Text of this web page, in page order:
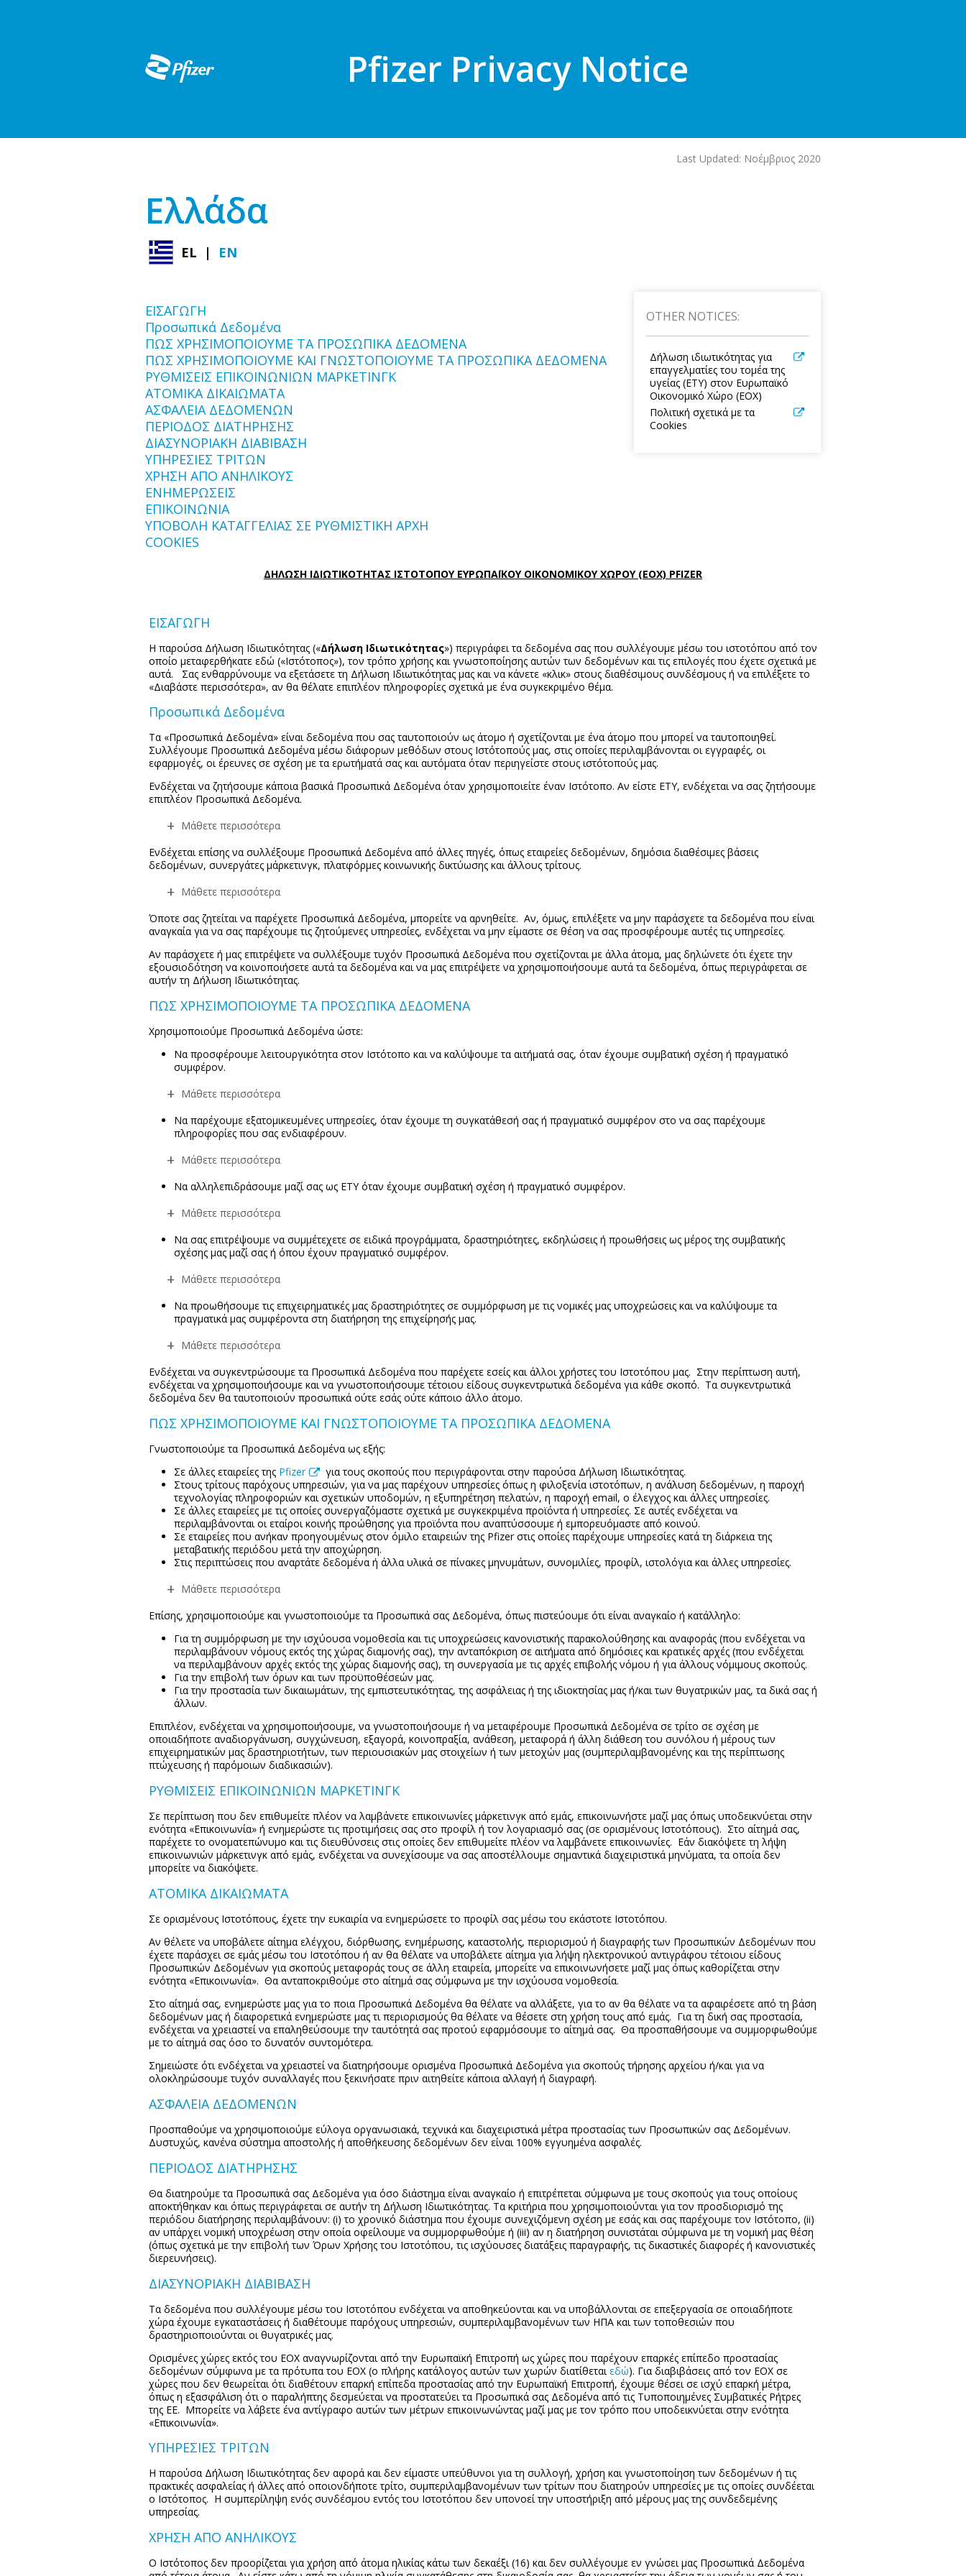
Pfizer Privacy Notice
Last Updated: Νοέμβριος 2020
Ελλάδα
EL EN
OTHER NOTICES:
Δήλωση ιδιωτικότητας για
επαγγελματίες του τομέα της
υγείας (ΕΤΥ) στον Ευρωπαϊκό
Οικονομικό Χώρο (ΕΟΧ)
Πολιτική σχετικά με τα
Cookies
ΕΙΣΑΓΩΓΗ
Προσωπικά Δεδομένα
ΠΩΣ ΧΡΗΣΙΜΟΠΟΙΟΥΜΕ ΤΑ ΠΡΟΣΩΠΙΚΑ ΔΕΔΟΜΕΝΑ
ΠΩΣ ΧΡΗΣΙΜΟΠΟΙΟΥΜΕ ΚΑΙ ΓΝΩΣΤΟΠΟΙΟΥΜΕ ΤΑ ΠΡΟΣΩΠΙΚΑ ΔΕΔΟΜΕΝΑ
ΡΥΘΜΙΣΕΙΣ ΕΠΙΚΟΙΝΩΝΙΩΝ ΜΑΡΚΕΤΙΝΓΚ
ΑΤΟΜΙΚΑ ΔΙΚΑΙΩΜΑΤΑ
ΑΣΦΑΛΕΙΑ ΔΕΔΟΜΕΝΩΝ
ΠΕΡΙΟΔΟΣ ΔΙΑΤΗΡΗΣΗΣ
ΔΙΑΣΥΝΟΡΙΑΚΗ ΔΙΑΒΙΒΑΣΗ
ΥΠΗΡΕΣΙΕΣ ΤΡΙΤΩΝ
ΧΡΗΣΗ ΑΠΟ ΑΝΗΛΙΚΟΥΣ
ΕΝΗΜΕΡΩΣΕΙΣ
ΕΠΙΚΟΙΝΩΝΙΑ
ΥΠΟΒΟΛΗ ΚΑΤΑΓΓΕΛΙΑΣ ΣΕ ΡΥΘΜΙΣΤΙΚΗ ΑΡΧΗ
COOKIES
ΔΗΛΩΣΗ ΙΔΙΩΤΙΚΟΤΗΤΑΣ ΙΣΤΟΤΟΠΟΥ ΕΥΡΩΠΑΪΚΟΥ ΟΙΚΟΝΟΜΙΚΟΥ ΧΩΡΟΥ (ΕΟΧ) PFIZER
ΕΙΣΑΓΩΓΗ
Η παρούσα Δήλωση Ιδιωτικότητας («Δήλωση Ιδιωτικότητας») περιγράφει τα δεδομένα σας που συλλέγουμε μέσω του ιστοτόπου από τον
οποίο μεταφερθήκατε εδώ («Ιστότοπος»), τον τρόπο χρήσης και γνωστοποίησης αυτών των δεδομένων και τις επιλογές που έχετε σχετικά με
αυτά. Σας ενθαρρύνουμε να εξετάσετε τη Δήλωση Ιδιωτικότητας μας και να κάνετε «κλικ» στους διαθέσιμους συνδέσμους ή να επιλέξετε το
«Διαβάστε περισσότερα», αν θα θέλατε επιπλέον πληροφορίες σχετικά με ένα συγκεκριμένο θέμα.
Προσωπικά Δεδομένα
Τα «Προσωπικά Δεδομένα» είναι δεδομένα που σας ταυτοποιούν ως άτομο ή σχετίζονται με ένα άτομο που μπορεί να ταυτοποιηθεί.
Συλλέγουμε Προσωπικά Δεδομένα μέσω διάφορων μεθόδων στους Ιστότοπούς μας, στις οποίες περιλαμβάνονται οι εγγραφές, οι
εφαρμογές, οι έρευνες σε σχέση με τα ερωτήματά σας και αυτόματα όταν περιηγείστε στους ιστότοπούς μας.
Ενδέχεται να ζητήσουμε κάποια βασικά Προσωπικά Δεδομένα όταν χρησιμοποιείτε έναν Ιστότοπο. Αν είστε ΕΤΥ, ενδέχεται να σας ζητήσουμε
επιπλέον Προσωπικά Δεδομένα.
Μάθετε περισσότερα
Ενδέχεται επίσης να συλλέξουμε Προσωπικά Δεδομένα από άλλες πηγές, όπως εταιρείες δεδομένων, δημόσια διαθέσιμες βάσεις
δεδομένων, συνεργάτες μάρκετινγκ, πλατφόρμες κοινωνικής δικτύωσης και άλλους τρίτους.
Μάθετε περισσότερα
Όποτε σας ζητείται να παρέχετε Προσωπικά Δεδομένα, μπορείτε να αρνηθείτε. Αν, όμως, επιλέξετε να μην παράσχετε τα δεδομένα που είναι
αναγκαία για να σας παρέχουμε τις ζητούμενες υπηρεσίες, ενδέχεται να μην είμαστε σε θέση να σας προσφέρουμε αυτές τις υπηρεσίες.
Αν παράσχετε ή μας επιτρέψετε να συλλέξουμε τυχόν Προσωπικά Δεδομένα που σχετίζονται με άλλα άτομα, μας δηλώνετε ότι έχετε την
εξουσιοδότηση να κοινοποιήσετε αυτά τα δεδομένα και να μας επιτρέψετε να χρησιμοποιήσουμε αυτά τα δεδομένα, όπως περιγράφεται σε
αυτήν τη Δήλωση Ιδιωτικότητας.
ΠΩΣ ΧΡΗΣΙΜΟΠΟΙΟΥΜΕ ΤΑ ΠΡΟΣΩΠΙΚΑ ΔΕΔΟΜΕΝΑ
Χρησιμοποιούμε Προσωπικά Δεδομένα ώστε:
Να προσφέρουμε λειτουργικότητα στον Ιστότοπο και να καλύψουμε τα αιτήματά σας, όταν έχουμε συμβατική σχέση ή πραγματικό
συμφέρον.
Μάθετε περισσότερα
Να παρέχουμε εξατομικευμένες υπηρεσίες, όταν έχουμε τη συγκατάθεσή σας ή πραγματικό συμφέρον στο να σας παρέχουμε
πληροφορίες που σας ενδιαφέρουν.
Μάθετε περισσότερα
Να αλληλεπιδράσουμε μαζί σας ως ΕΤΥ όταν έχουμε συμβατική σχέση ή πραγματικό συμφέρον.
Μάθετε περισσότερα
Να σας επιτρέψουμε να συμμέτεχετε σε ειδικά προγράμματα, δραστηριότητες, εκδηλώσεις ή προωθήσεις ως μέρος της συμβατικής
σχέσης μας μαζί σας ή όπου έχουν πραγματικό συμφέρον.
Μάθετε περισσότερα
Να προωθήσουμε τις επιχειρηματικές μας δραστηριότητες σε συμμόρφωση με τις νομικές μας υποχρεώσεις και να καλύψουμε τα
πραγματικά μας συμφέροντα στη διατήρηση της επιχείρησής μας.
Μάθετε περισσότερα
Ενδέχεται να συγκεντρώσουμε τα Προσωπικά Δεδομένα που παρέχετε εσείς και άλλοι χρήστες του Ιστοτόπου μας. Στην περίπτωση αυτή,
ενδέχεται να χρησιμοποιήσουμε και να γνωστοποιήσουμε τέτοιου είδους συγκεντρωτικά δεδομένα για κάθε σκοπό. Τα συγκεντρωτικά
δεδομένα δεν θα ταυτοποιούν προσωπικά ούτε εσάς ούτε κάποιο άλλο άτομο.
ΠΩΣ ΧΡΗΣΙΜΟΠΟΙΟΥΜΕ ΚΑΙ ΓΝΩΣΤΟΠΟΙΟΥΜΕ ΤΑ ΠΡΟΣΩΠΙΚΑ ΔΕΔΟΜΕΝΑ
Γνωστοποιούμε τα Προσωπικά Δεδομένα ως εξής:
Σε άλλες εταιρείες της Pfizer
για τους σκοπούς που περιγράφονται στην παρούσα Δήλωση Ιδιωτικότητας.
Στους τρίτους παρόχους υπηρεσιών, για να μας παρέχουν υπηρεσίες όπως η φιλοξενία ιστοτόπων, η ανάλυση δεδομένων, η παροχή
τεχνολογίας πληροφοριών και σχετικών υποδομών, η εξυπηρέτηση πελατών, η παροχή email, ο έλεγχος και άλλες υπηρεσίες.
Σε άλλες εταιρείες με τις οποίες συνεργαζόμαστε σχετικά με συγκεκριμένα προϊόντα ή υπηρεσίες. Σε αυτές ενδέχεται να
περιλαμβάνονται οι εταίροι κοινής προώθησης για προϊόντα που αναπτύσσουμε ή εμπορευόμαστε από κοινού.
Σε εταιρείες που ανήκαν προηγουμένως στον όμιλο εταιρειών της Pfizer στις οποίες παρέχουμε υπηρεσίες κατά τη διάρκεια της
μεταβατικής περιόδου μετά την αποχώρηση.
Στις περιπτώσεις που αναρτάτε δεδομένα ή άλλα υλικά σε πίνακες μηνυμάτων, συνομιλίες, προφίλ, ιστολόγια και άλλες υπηρεσίες.
Μάθετε περισσότερα
Επίσης, χρησιμοποιούμε και γνωστοποιούμε τα Προσωπικά σας Δεδομένα, όπως πιστεύουμε ότι είναι αναγκαίο ή κατάλληλο:
Για τη συμμόρφωση με την ισχύουσα νομοθεσία και τις υποχρεώσεις κανονιστικής παρακολούθησης και αναφοράς (που ενδέχεται να
περιλαμβάνουν νόμους εκτός της χώρας διαμονής σας), την ανταπόκριση σε αιτήματα από δημόσιες και κρατικές αρχές (που ενδέχεται
να περιλαμβάνουν αρχές εκτός της χώρας διαμονής σας), τη συνεργασία με τις αρχές επιβολής νόμου ή για άλλους νόμιμους σκοπούς.
Για την επιβολή των όρων και των προϋποθέσεών μας.
Για την προστασία των δικαιωμάτων, της εμπιστευτικότητας, της ασφάλειας ή της ιδιοκτησίας μας ή/και των θυγατρικών μας, τα δικά σας ή
άλλων.
Επιπλέον, ενδέχεται να χρησιμοποιήσουμε, να γνωστοποιήσουμε ή να μεταφέρουμε Προσωπικά Δεδομένα σε τρίτο σε σχέση με
οποιαδήποτε αναδιοργάνωση, συγχώνευση, εξαγορά, κοινοπραξία, ανάθεση, μεταφορά ή άλλη διάθεση του συνόλου ή μέρους των
επιχειρηματικών μας δραστηριοτήτων, των περιουσιακών μας στοιχείων ή των μετοχών μας (συμπεριλαμβανομένης και της περίπτωσης
πτώχευσης ή παρόμοιων διαδικασιών).
ΡΥΘΜΙΣΕΙΣ ΕΠΙΚΟΙΝΩΝΙΩΝ ΜΑΡΚΕΤΙΝΓΚ
Σε περίπτωση που δεν επιθυμείτε πλέον να λαμβάνετε επικοινωνίες μάρκετινγκ από εμάς, επικοινωνήστε μαζί μας όπως υποδεικνύεται στην
ενότητα «Επικοινωνία» ή ενημερώστε τις προτιμήσεις σας στο προφίλ ή τον λογαριασμό σας (σε ορισμένους Ιστοτόπους). Στο αίτημά σας,
παρέχετε το ονοματεπώνυμο και τις διευθύνσεις στις οποίες δεν επιθυμείτε πλέον να λαμβάνετε επικοινωνίες. Εάν διακόψετε τη λήψη
επικοινωνιών μάρκετινγκ από εμάς, ενδέχεται να συνεχίσουμε να σας αποστέλλουμε σημαντικά διαχειριστικά μηνύματα, τα οποία δεν
μπορείτε να διακόψετε.
ΑΤΟΜΙΚΑ ΔΙΚΑΙΩΜΑΤΑ
Σε ορισμένους Ιστοτόπους, έχετε την ευκαιρία να ενημερώσετε το προφίλ σας μέσω του εκάστοτε Ιστοτόπου.
Αν θέλετε να υποβάλετε αίτημα ελέγχου, διόρθωσης, ενημέρωσης, καταστολής, περιορισμού ή διαγραφής των Προσωπικών Δεδομένων που
έχετε παράσχει σε εμάς μέσω του Ιστοτόπου ή αν θα θέλατε να υποβάλετε αίτημα για λήψη ηλεκτρονικού αντιγράφου τέτοιου είδους
Προσωπικών Δεδομένων για σκοπούς μεταφοράς τους σε άλλη εταιρεία, μπορείτε να επικοινωνήσετε μαζί μας όπως καθορίζεται στην
ενότητα «Επικοινωνία». Θα ανταποκριθούμε στο αίτημά σας σύμφωνα με την ισχύουσα νομοθεσία.
Στο αίτημά σας, ενημερώστε μας για το ποια Προσωπικά Δεδομένα θα θέλατε να αλλάξετε, για το αν θα θέλατε να τα αφαιρέσετε από τη βάση
δεδομένων μας ή διαφορετικά ενημερώστε μας τι περιορισμούς θα θέλατε να θέσετε στη χρήση τους από εμάς. Για τη δική σας προστασία,
ενδέχεται να χρειαστεί να επαληθεύσουμε την ταυτότητά σας προτού εφαρμόσουμε το αίτημά σας. Θα προσπαθήσουμε να συμμορφωθούμε
με το αίτημά σας όσο το δυνατόν συντομότερα.
Σημειώστε ότι ενδέχεται να χρειαστεί να διατηρήσουμε ορισμένα Προσωπικά Δεδομένα για σκοπούς τήρησης αρχείου ή/και για να
ολοκληρώσουμε τυχόν συναλλαγές που ξεκινήσατε πριν αιτηθείτε κάποια αλλαγή ή διαγραφή.
ΑΣΦΑΛΕΙΑ ΔΕΔΟΜΕΝΩΝ
Προσπαθούμε να χρησιμοποιούμε εύλογα οργανωσιακά, τεχνικά και διαχειριστικά μέτρα προστασίας των Προσωπικών σας Δεδομένων.
Δυστυχώς, κανένα σύστημα αποστολής ή αποθήκευσης δεδομένων δεν είναι 100% εγγυημένα ασφαλές.
ΠΕΡΙΟΔΟΣ ΔΙΑΤΗΡΗΣΗΣ
Θα διατηρούμε τα Προσωπικά σας Δεδομένα για όσο διάστημα είναι αναγκαίο ή επιτρέπεται σύμφωνα με τους σκοπούς για τους οποίους
αποκτήθηκαν και όπως περιγράφεται σε αυτήν τη Δήλωση Ιδιωτικότητας. Τα κριτήρια που χρησιμοποιούνται για τον προσδιορισμό της
περιόδου διατήρησης περιλαμβάνουν: (i) το χρονικό διάστημα που έχουμε συνεχιζόμενη σχέση με εσάς και σας παρέχουμε τον Ιστότοπο, (ii)
αν υπάρχει νομική υποχρέωση στην οποία οφείλουμε να συμμορφωθούμε ή (iii) αν η διατήρηση συνιστάται σύμφωνα με τη νομική μας θέση
(όπως σχετικά με την επιβολή των Όρων Χρήσης του Ιστοτόπου, τις ισχύουσες διατάξεις παραγραφής, τις δικαστικές διαφορές ή κανονιστικές
διερευνήσεις).
ΔΙΑΣΥΝΟΡΙΑΚΗ ΔΙΑΒΙΒΑΣΗ
Τα δεδομένα που συλλέγουμε μέσω του Ιστοτόπου ενδέχεται να αποθηκεύονται και να υποβάλλονται σε επεξεργασία σε οποιαδήποτε
χώρα έχουμε εγκαταστάσεις ή διαθέτουμε παρόχους υπηρεσιών, συμπεριλαμβανομένων των ΗΠΑ και των τοποθεσιών που
δραστηριοποιούνται οι θυγατρικές μας.
Ορισμένες χώρες εκτός του ΕΟΧ αναγνωρίζονται από την Ευρωπαϊκή Επιτροπή ως χώρες που παρέχουν επαρκές επίπεδο προστασίας
δεδομένων σύμφωνα με τα πρότυπα του ΕΟΧ (ο πλήρης κατάλογος αυτών των χωρών διατίθεται εδώ). Για διαβιβάσεις από τον ΕΟΧ σε
χώρες που δεν θεωρείται ότι διαθέτουν επαρκή επίπεδα προστασίας από την Ευρωπαϊκή Επιτροπή, έχουμε θέσει σε ισχύ επαρκή μέτρα,
όπως η εξασφάλιση ότι ο παραλήπτης δεσμεύεται να προστατεύει τα Προσωπικά σας Δεδομένα από τις Τυποποιημένες Συμβατικές Ρήτρες
της ΕΕ. Μπορείτε να λάβετε ένα αντίγραφο αυτών των μέτρων επικοινωνώντας μαζί μας με τον τρόπο που υποδεικνύεται στην ενότητα
«Επικοινωνία».
ΥΠΗΡΕΣΙΕΣ ΤΡΙΤΩΝ
Η παρούσα Δήλωση Ιδιωτικότητας δεν αφορά και δεν είμαστε υπεύθυνοι για τη συλλογή, χρήση και γνωστοποίηση των δεδομένων ή τις
πρακτικές ασφαλείας ή άλλες από οποιονδήποτε τρίτο, συμπεριλαμβανομένων των τρίτων που διατηρούν υπηρεσίες με τις οποίες συνδέεται
ο Ιστότοπος. Η συμπερίληψη ενός συνδέσμου εντός του Ιστοτόπου δεν υπονοεί την υποστήριξη από μέρους μας της συνδεδεμένης
υπηρεσίας.
ΧΡΗΣΗ ΑΠΟ ΑΝΗΛΙΚΟΥΣ
Ο Ιστότοπος δεν προορίζεται για χρήση από άτομα ηλικίας κάτω των δεκαέξι (16) και δεν συλλέγουμε εν γνώσει μας Προσωπικά Δεδομένα